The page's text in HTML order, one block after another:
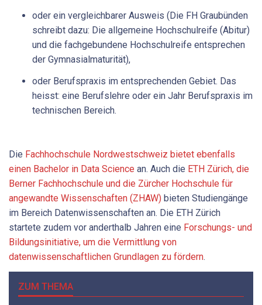
oder ein vergleichbarer Ausweis (Die FH Graubünden
schreibt dazu: Die allgemeine Hochschulreife (Abitur)
und die fachgebundene Hochschulreife entsprechen
der Gymnasialmaturität),
oder Berufspraxis im entsprechenden Gebiet. Das
heisst: eine Berufslehre oder ein Jahr Berufspraxis im
technischen Bereich.
Die Fachhochschule Nordwestschweiz bietet ebenfalls
einen Bachelor in Data Science an. Auch die ETH Zürich, die
Berner Fachhochschule und die Zürcher Hochschule für
angewandte Wissenschaften (ZHAW) bieten Studiengänge
im Bereich Datenwissenschaften an. Die ETH Zürich
startete zudem vor anderthalb Jahren eine Forschungs- und
Bildungsinitiative, um die Vermittlung von
datenwissenschaftlichen Grundlagen zu fördern.
ZUM THEMA